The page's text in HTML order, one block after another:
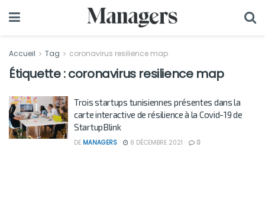
Accueil Tag coronavirus resilience map
Étiquette :coronavirus resilience map
Trois startups tunisiennes présentes dans la
carte interactive de résilience à la Covid-19 de
StartupBlink
DE MANAGERS 6 DÉCEMBRE 2021 0